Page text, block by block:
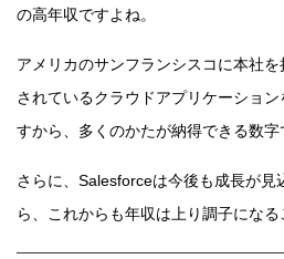
の高年収ですよね。
アメリカのサンフランシスコに本社
されているクラウドアプリケーショ
すから、多くのかたが納得できる数字
さらに、Salesforceは今後も成長が見
ら、これからも年収は上り調子になる